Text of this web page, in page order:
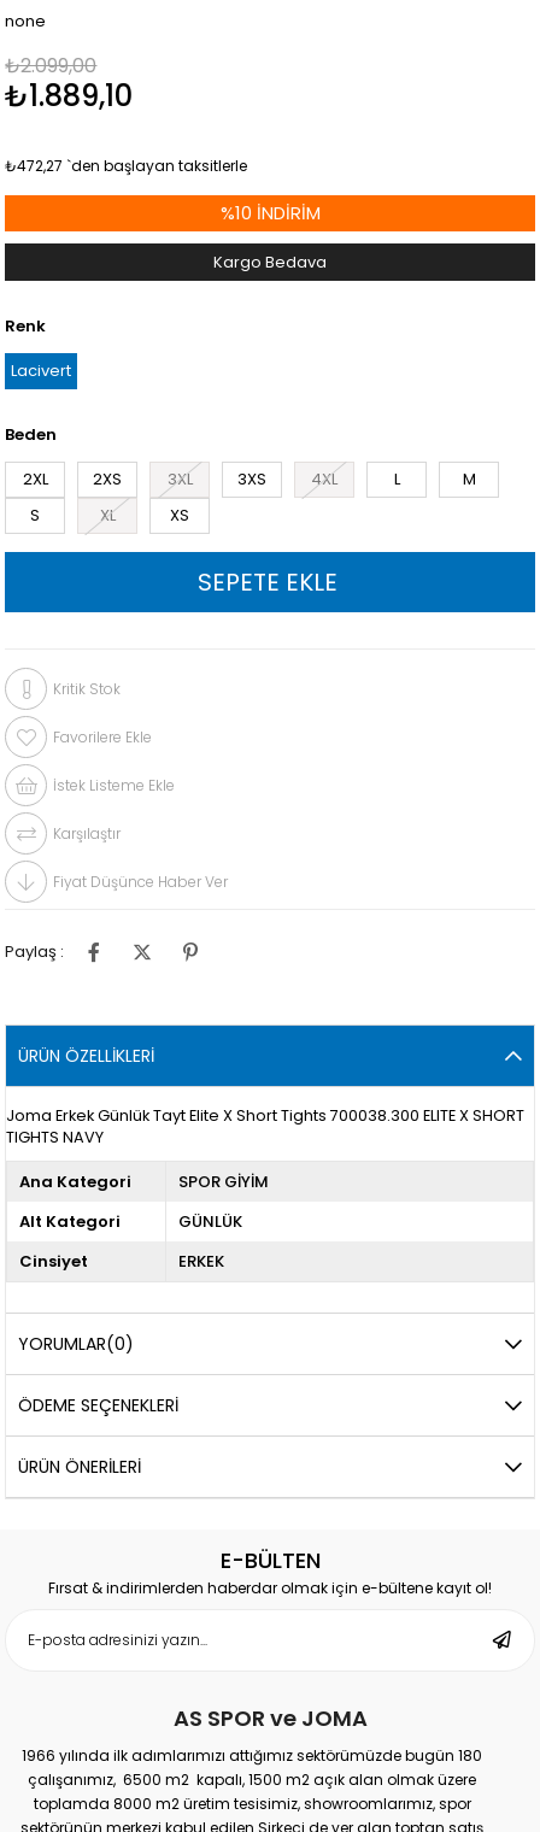
none
₺2.099,00
₺1.889,10
₺472,27 `den başlayan taksitlerle
%10 İNDIRIM
Kargo Bedava
Renk
Lacivert
Beden
2XL
2XS 3XL 3XS 4XL L
M
S
XL XS
Kritik Stok
Favorilere Ekle
İstek Listeme Ekle
Karşılaştır
Fiyat Düşünce Haber Ver
Paylaş :
ÜRÜN ÖZELLIKLERI
Joma Erkek Günlük Tayt Elite X Short Tights 700038.300 ELITE X SHORT
TIGHTS NAVY
Ana Kategori
SPOR GİYİM
Alt Kategori
GÜNLÜK
Cinsiyet
ERKEK
YORUMLAR(0)
ÖDEME SEÇENEKLERI
ÜRÜN ÖNERILERI
E-BÜLTEN
Fırsat & indirimlerden haberdar olmak için e-bültene kayıt ol!
AS SPOR ve JOMA
1966 yılında ilk adımlarımızı attığımız sektörümüzde bugün 180
çalışanımız, 6500 m2 kapalı, 1500 m2 açık alan olmak üzere
toplamda 8000 m2 üretim tesisimiz, showroomlarımız, spor
sektörünün merkezi kabul edilen Sirkeci de yer alan toptan satış